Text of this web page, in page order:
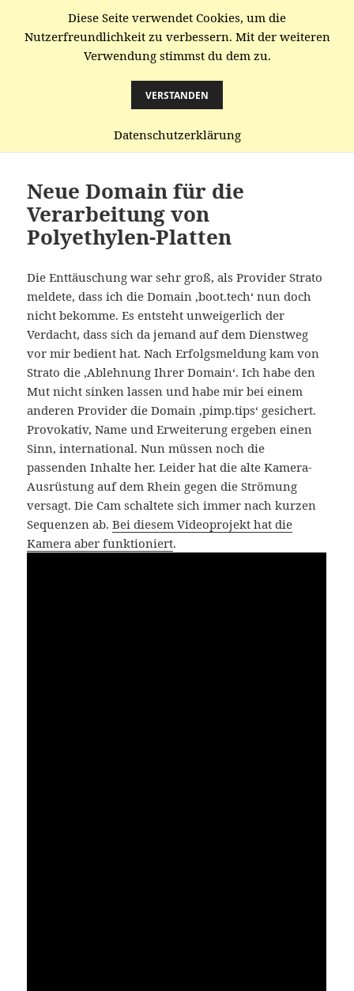
gaenze.de
Uncategorized
Neue Domain für die
Verarbeitung von
Polyethylen-Platten
Die Enttäuschung war sehr groß, als Provider Strato
meldete, dass ich die Domain ‚boot.tech‘ nun doch
nicht bekomme. Es entsteht unweigerlich der
Verdacht, dass sich da jemand auf dem Dienstweg
vor mir bedient hat. Nach Erfolgsmeldung kam von
Strato die ‚Ablehnung Ihrer Domain‘. Ich habe den
Mut nicht sinken lassen und habe mir bei einem
anderen Provider die Domain ‚pimp.tips‘ gesichert.
Provokativ, Name und Erweiterung ergeben einen
Sinn, international. Nun müssen noch die
passenden Inhalte her. Leider hat die alte Kamera-
Ausrüstung auf dem Rhein gegen die Strömung
versagt. Die Cam schaltete sich immer nach kurzen
Sequenzen ab.Bei diesem Videoprojekt hat die
Kamera aber funktioniert.
Diese Seite verwendet Cookies, um die
Nutzerfreundlichkeit zu verbessern. Mit der weiteren
Verwendung stimmst du dem zu.
VERSTANDEN
Datenschutzerklärung